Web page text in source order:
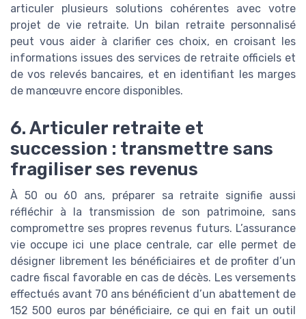
articuler plusieurs solutions cohérentes avec votre
projet de vie retraite. Un bilan retraite personnalisé
peut vous aider à clarifier ces choix, en croisant les
informations issues des services de retraite officiels et
de vos relevés bancaires, et en identifiant les marges
de manœuvre encore disponibles.
6. Articuler retraite et
succession : transmettre sans
fragiliser ses revenus
À 50 ou 60 ans, préparer sa retraite signifie aussi
réfléchir à la transmission de son patrimoine, sans
compromettre ses propres revenus futurs. L’assurance
vie occupe ici une place centrale, car elle permet de
désigner librement les bénéficiaires et de profiter d’un
cadre fiscal favorable en cas de décès. Les versements
effectués avant 70 ans bénéficient d’un abattement de
152 500 euros par bénéficiaire, ce qui en fait un outil